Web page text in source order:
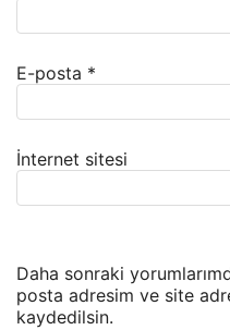
E-posta *
İnternet sitesi
Daha sonraki
posta adresim ve site
kaydedilsin.